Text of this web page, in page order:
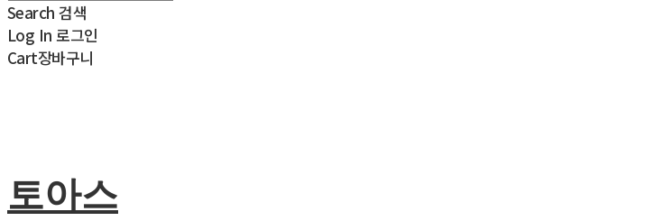
Search 검색
Log In 로그인
Cart장바구니
토아스